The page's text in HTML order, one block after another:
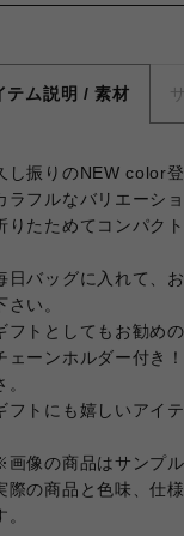
テム説明 / 素材
し振りのNEW color
ラフルなバリエーシ
りたためてコンパクト
日バッグに入れて、
さい。
フトとしてもお勧め
ェーンホルダー付き
。
フトにも嬉しいアイテ
画像の商品はサンプル
際の商品と色味、仕
。